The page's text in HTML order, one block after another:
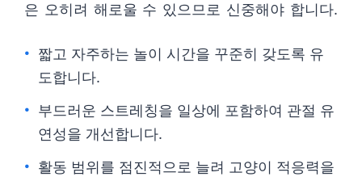
은 오히려 해로울 수 있으므로 신중해야 합니다.
짧고 자주하는 놀이 시간을 꾸준히 갖도록 유
도합니다.
부드러운 스트레칭을 일상에 포함하여 관절 유
연성을 개선합니다.
활동 범위를 점진적으로 늘려 고양이 적응력을